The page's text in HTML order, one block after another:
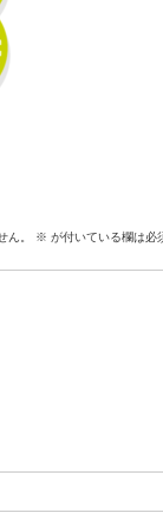
ん。 ※ が付いている欄は必